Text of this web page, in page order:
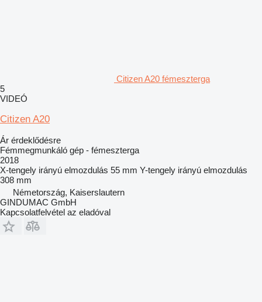
Citizen A20 fémeszterga
5
VIDEÓ
Citizen A20
Ár érdeklődésre
Fémmegmunkáló gép - fémeszterga
2018
X-tengely irányú elmozdulás 55 mm Y-tengely irányú elmozdulás
308 mm
Németország, Kaiserslautern
GINDUMAC GmbH
Kapcsolatfelvétel az eladóval